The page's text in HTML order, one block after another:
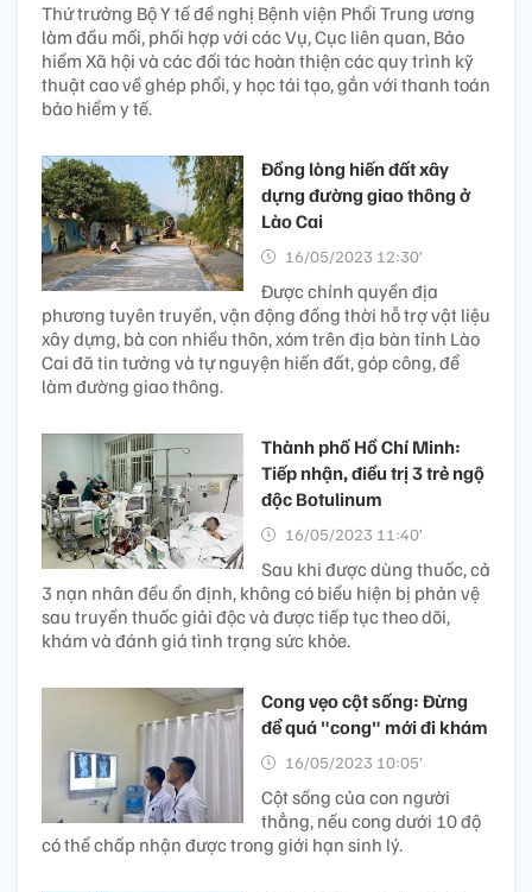
Thứ trưởng Bộ Y tế đề nghị Bệnh viện Phổi Trung ương
làm đầu mối, phối hợp với các Vụ, Cục liên quan, Bảo
hiểm Xã hội và các đối tác hoàn thiện các quy trình kỹ
thuật cao về ghép phổi, y học tái tạo, gắn với thanh toán
bảo hiểm y tế.
Đồng lòng hiến đất xây
dựng đường giao thông ở
Lào Cai
16/05/2023 12:30’
Được chính quyền địa
phương tuyên truyền, vận động đồng thời hỗ trợ vật liệu
xây dựng, bà con nhiều thôn, xóm trên địa bàn tỉnh Lào
Cai đã tin tưởng và tự nguyện hiến đất, góp công, để
làm đường giao thông.
Thành phố Hồ Chí Minh:
Tiếp nhận, điều trị 3 trẻ ngộ
độc Botulinum
16/05/2023 11:40’
Sau khi được dùng thuốc, cả
3 nạn nhân đều ổn định, không có biểu hiện bị phản vệ
sau truyền thuốc giải độc và được tiếp tục theo dõi,
khám và đánh giá tình trạng sức khỏe.
Cong vẹo cột sống: Đừng
để quá "cong" mới đi khám
16/05/2023 10:05’
Cột sống của con người
thẳng, nếu cong dưới 10 độ
có thể chấp nhận được trong giới hạn sinh lý.